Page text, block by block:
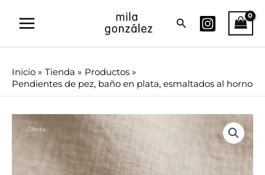
Buscar
Inicio Tienda
Productos
Pendientes de pez, baño en plata, esmaltados al horno
¡Oferta!
precio
original
precio
actual
Pendientes